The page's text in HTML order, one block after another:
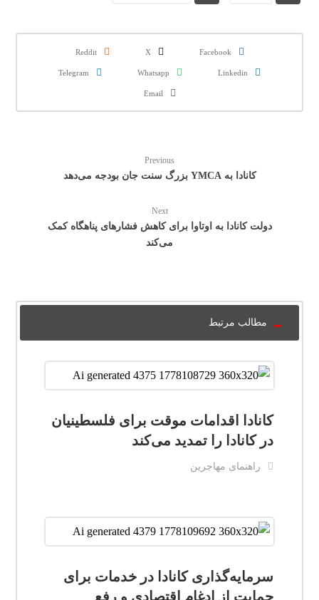
Facebook
X
Reddit
Linkedin
Whatsapp
Telegram
Email
Previous
کانادا به YMCA بزرگ سنت جان بودجه می‌دهد
Next
دولت کانادا به اوتاوا برای کاهش فشارهای پناهگاه کمک
می‌کند
مطالب مرتبط
کانادا اقدامات موقت برای فلسطینیان
در کانادا را تمدید می‌کند
راهنمای مهاجرین
سرمایه‌گذاری کانادا در خدمات برای
حمایت از ادغام اقتصادی و رفع